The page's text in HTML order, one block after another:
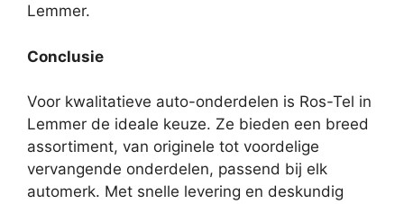
Lemmer.
Conclusie
Voor kwalitatieve auto-onderdelen is Ros-Tel in
Lemmer de ideale keuze. Ze bieden een breed
assortiment, van originele tot voordelige
vervangende onderdelen, passend bij elk
automerk. Met snelle levering en deskundig